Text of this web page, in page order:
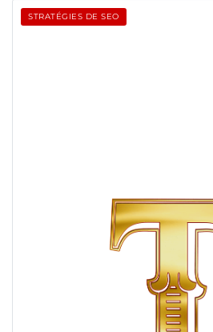
STRATÉGIES DE SEO